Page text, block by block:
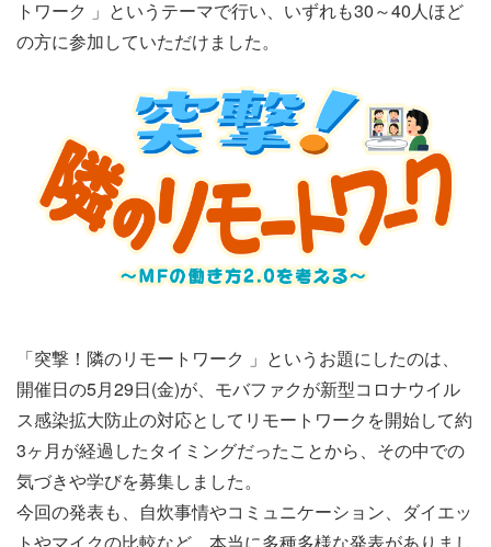
トワーク 」というテーマで行い、いずれも30～40人ほど
の方に参加していただけました。
「突撃！隣のリモートワーク 」というお題にしたのは、
開催日の5月29日(金)が、モバファクが新型コロナウイル
ス感染拡大防止の対応としてリモートワークを開始して約
3ヶ月が経過したタイミングだったことから、その中での
気づきや学びを募集しました。
今回の発表も、自炊事情やコミュニケーション、ダイエッ